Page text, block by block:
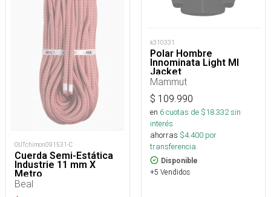
OUTchimon091531-C
Cuerda Semi-Estática
Industrie 11 mm X
Metro
Beal
k310331
Polar Hombre
Innominata Light Ml
Jacket
Mammut
$ 109.990
en 6cuotas de $18.332sin
interés
ahorras $4.400 por
transferencia.
Disponible
+5 Vendidos